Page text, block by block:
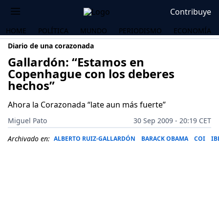
Contribuye
HOME POLÍTICA MUNDO PERIODISMO
ECONOMÍA
Diario de una corazonada
Gallardón: “Estamos en
Copenhague con los deberes
hechos”
Ahora la Corazonada “late aun más fuerte”
Miguel Pato
30 Sep 2009 - 20:19 CET
Archivado en: ALBERTO RUIZ-GALLARDÓN BARACK OBAMA COI